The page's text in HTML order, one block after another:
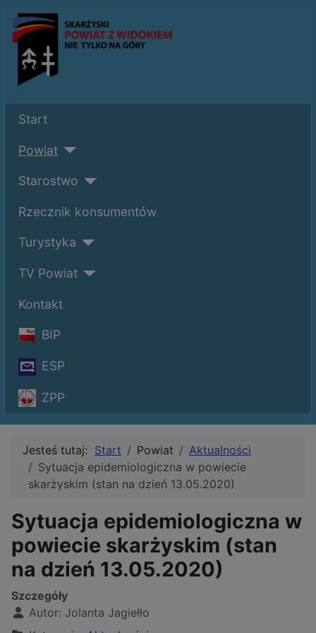
Start
Powiat
Starostwo
Rzecznik konsumentów
Turystyka
TV Powiat
Kontakt
BIP
ESP
ZPP
Jesteś tutaj: Start Powiat
Aktualności
Sytuacja epidemiologiczna w powiecie
skarżyskim (stan na dzień 13.05.2020)
Sytuacja epidemiologiczna w
powiecie skarżyskim (stan
na dzień 13.05.2020)
Szczegóły
Autor: Jolanta Jagiełło